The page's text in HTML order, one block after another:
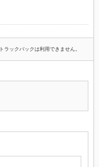
トラックバックは利用できません。